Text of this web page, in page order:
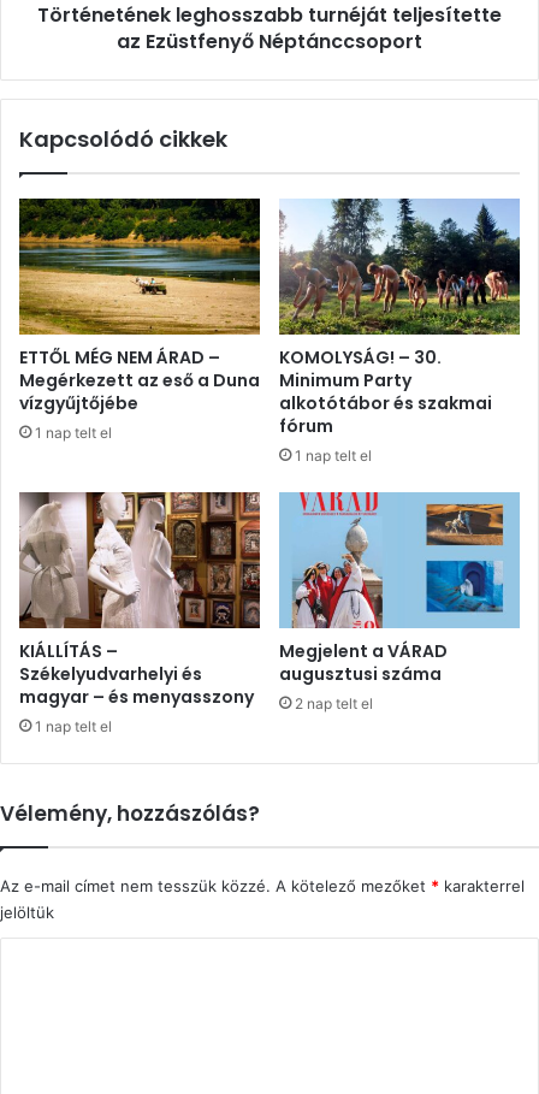
Történetének leghosszabb turnéját teljesítette
az Ezüstfenyő Néptánccsoport
Kapcsolódó cikkek
ETTŐL MÉG NEM ÁRAD –
Megérkezett az eső a Duna
vízgyűjtőjébe
1 nap telt el
KOMOLYSÁG! – 30.
Minimum Party
alkotótábor és szakmai
fórum
1 nap telt el
KIÁLLÍTÁS –
Székelyudvarhelyi és
magyar – és menyasszony
1 nap telt el
Megjelent a VÁRAD
augusztusi száma
2 nap telt el
Vélemény, hozzászólás?
Az e-mail címet nem tesszük közzé. A kötelező mezőket * karakterrel
jelöltük